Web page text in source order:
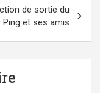
de sortie du
et ses amis